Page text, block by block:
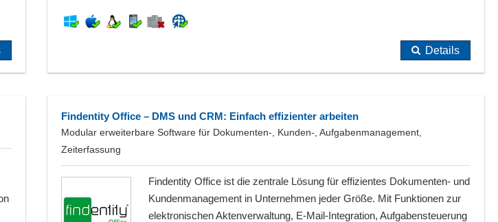
Details
Findentity Office – DMS und CRM: Einfach effizienter arbeiten
Modular erweiterbare Software für Dokumenten-, Kunden-, Aufgabenmanagement,
Zeiterfassung
Findentity Office ist die zentrale Lösung für effizientes Dokumenten- und
Kundenmanagement in Unternehmen jeder Größe. Mit Funktionen zur
elektronischen Aktenverwaltung, E-Mail-Integration, Aufgabensteuerung